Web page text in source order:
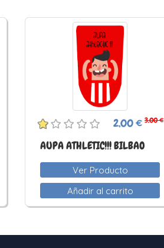
2,00 € 3,00 €
AUPA ATHLETIC!!! BILBAO
Ver Producto
Añadir al carrito